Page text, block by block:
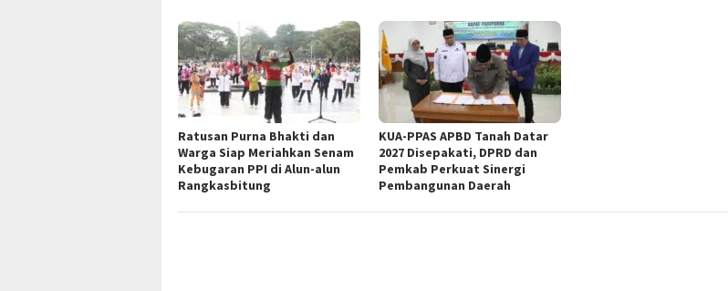
Ratusan Purna Bhakti dan
Warga Siap Meriahkan Senam
Kebugaran PPI di Alun-alun
Rangkasbitung
KUA-PPAS APBD Tanah Datar
2027 Disepakati, DPRD dan
Pemkab Perkuat Sinergi
Pembangunan Daerah